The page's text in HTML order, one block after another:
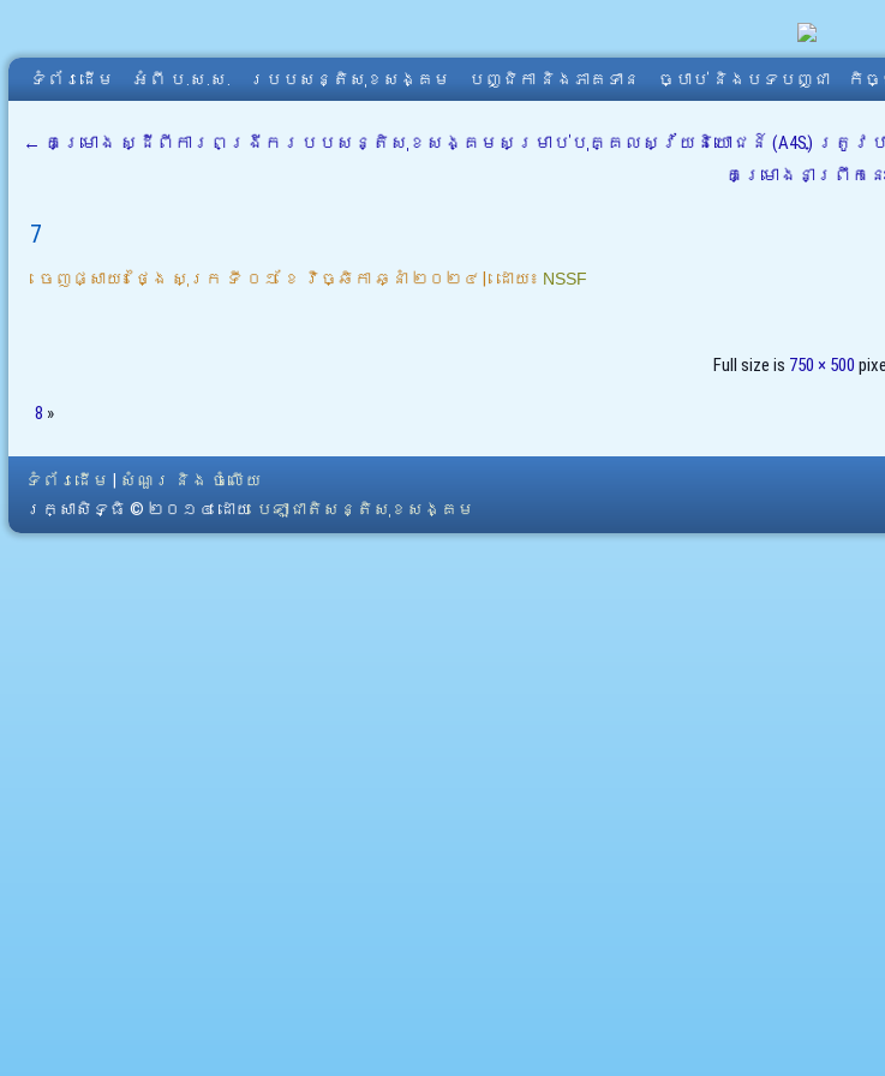
ទំព័រដើម អំពី​ ប.ស.ស. របបសន្តិសុខសង្គម បញ្ជិកា និងភាគទាន ច្បាប់ និងបទបញ្ជា កិច្
← គម្រោង ស្ដីពីការពង្រីករបបសន្តិសុខសង្គមសម្រាប់បុគ្គលស្វ័យនិយោជន៍ (A4S) ត្រូ
គម្រោងនាព្រឹកនេ
7
ចេញផ្សាយ៖ ថ្ងៃ សុក្រ ទី ០១ ខែ វិច្ឆិកា ឆ្នាំ ២០២៤ | ដោយ៖ NSSF
Full size is 750 × 500
8 »
ទំព័រដើម
សំណួរ និង ចំលើយ
រក្សាសិទ្ធិ © ២០១៤ ដោយ​ បេឡាជាតិសន្តិសុខសង្គម